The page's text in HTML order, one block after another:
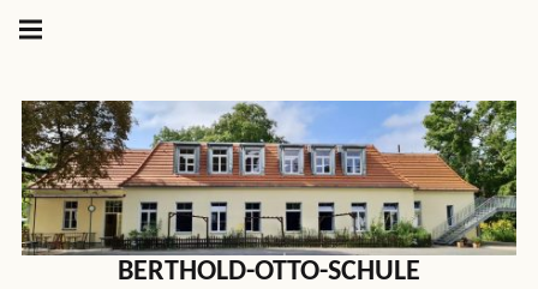
Springe
zum
BERTHOLD-OTTO-SCHULE